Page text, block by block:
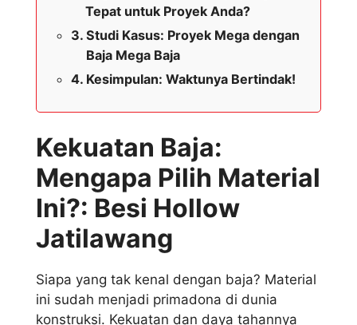
Tepat untuk Proyek Anda?
Studi Kasus: Proyek Mega dengan
Baja Mega Baja
Kesimpulan: Waktunya Bertindak!
Kekuatan Baja:
Mengapa Pilih Material
Ini?: Besi Hollow
Jatilawang
Siapa yang tak kenal dengan baja? Material
ini sudah menjadi primadona di dunia
konstruksi. Kekuatan dan daya tahannya